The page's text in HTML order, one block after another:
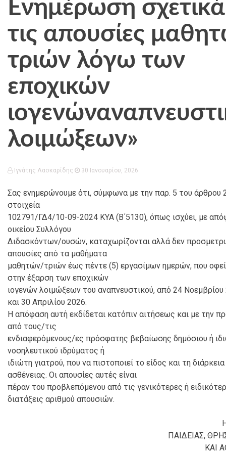
Ενημέρωση
τις απουσίες
τριών λόγω των
εποχικών
λοιμώξεων»
Ιγνάτης Λασκαρίδης 30 Ιανουαρίου, 2026
Σας ενημερώνουμε ότι, σύμφωνα με την παρ. 5 του άρθρου
στοιχεία
102791/ΓΔ4/10-09-2024 ΚΥΑ (Β΄5130), όπως ισχύει, με
οικείου Συλλόγου
Διδασκόντων/ουσών, καταχωρίζονται αλλά δεν
απουσίες από τα μαθήματα
μαθητών/τριών έως πέντε (5) εργασίμων ημερών, που
στην έξαρση των εποχικών
ιογενών λοιμώξεων του αναπνευστικού, από 24
και 30 Απριλίου 2026.
Η απόφαση αυτή εκδίδεται κατόπιν αιτήσεως και με την
από τους/τις
ενδιαφερόμενους/ες πρόσφατης βεβαίωσης δημόσιου ή
νοσηλευτικού ιδρύματος ή
ιδιώτη γιατρού, που να πιστοποιεί το είδος και τη
ασθένειας. Οι απουσίες αυτές είναι
πέραν του προβλεπόμενου από τις γενικότερες ή
διατάξεις αριθμού απουσιών.
ΠΑΙΔΕΙΑΣ,
ΚΑΙ